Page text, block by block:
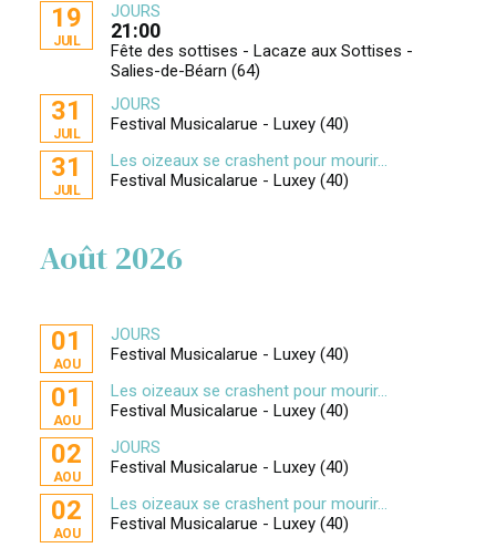
19
JUIL
JOURS
21:00
Fête des sottises - Lacaze aux Sottises -
Salies-de-Béarn (64)
31
JUIL
JOURS
Festival Musicalarue - Luxey (40)
31
JUIL
Les oizeaux se crashent pour mourir...
Festival Musicalarue - Luxey (40)
Août 2026
01
AOU
JOURS
Festival Musicalarue - Luxey (40)
01
AOU
Les oizeaux se crashent pour mourir...
Festival Musicalarue - Luxey (40)
02
AOU
JOURS
Festival Musicalarue - Luxey (40)
02
AOU
Les oizeaux se crashent pour mourir...
Festival Musicalarue - Luxey (40)